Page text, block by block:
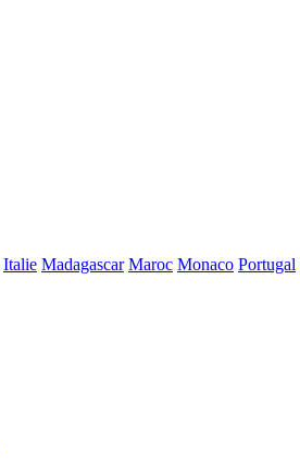
Italie Madagascar Maroc Monaco Portugal